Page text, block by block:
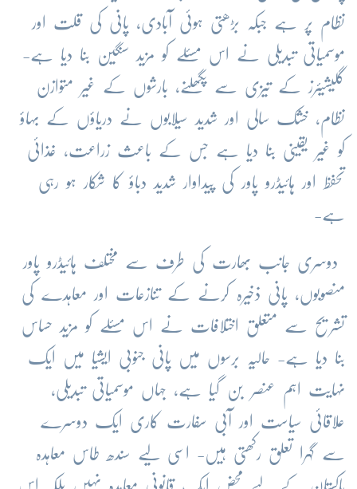
نظام پر ہے جبکہ بڑھتی ہوئی آبادی، پانی کی قلت اور
موسمیاتی تبدیلی نے اس مسئلے کو مزید سنگین بنا دیا ہے-
گلیشیئرز کے تیزی سے پگھلنے، بارشوں کے غیر متوازن
نظام، خشک سالی اور شدید سیلابوں نے دریاؤں کے بہاؤ
کو غیر یقینی بنا دیا ہے جس کے باعث زراعت، غذائی
تحفظ اور ہائیڈرو پاور کی پیداوار شدید دباؤ کا شکار ہو رہی
ہے-
دوسری جانب بھارت کی طرف سے مختلف ہائیڈرو پاور
منصوبوں، پانی ذخیرہ کرنے کے تنازعات اور معاہدے کی
تشریح سے متعلق اختلافات نے اس مسئلے کو مزید حساس
بنا دیا ہے- حالیہ برسوں میں پانی جنوبی ایشیا میں ایک
نہایت اہم عنصر بن گیا ہے، جہاں موسمیاتی تبدیلی،
علاقائی سیاست اور آبی سفارت کاری ایک دوسرے
سے گہرا تعلق رکھتی ہیں- اسی لیے سندھ طاس معاہدہ
پاکستان کے لیے محض ایک قانونی معاہدہ نہیں بلکہ اس